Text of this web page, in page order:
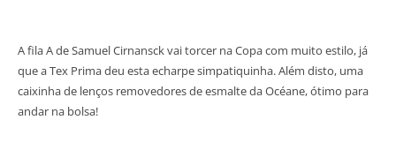
A fila A de Samuel Cirnansck vai torcer na Copa com muito estilo, já
que a Tex Prima deu esta echarpe simpatiquinha. Além disto, uma
caixinha de lenços removedores de esmalte da Océane, ótimo para
andar na bolsa!